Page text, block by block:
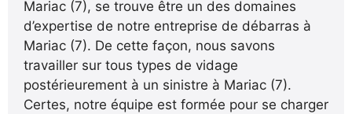
Mariac (7), se trouve être un des domaines
d’expertise de notre entreprise de débarras à
Mariac (7). De cette façon, nous savons
travailler sur tous types de vidage
postérieurement à un sinistre à Mariac (7).
Certes, notre équipe est formée pour se charger